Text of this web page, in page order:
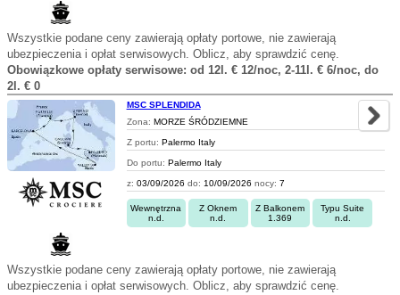
Wszystkie podane ceny zawierają opłaty portowe, nie zawierają
ubezpieczenia i opłat serwisowych. Oblicz, aby sprawdzić cenę.
Obowiązkowe opłaty serwisowe: od 12l. € 12/noc, 2-11l. € 6/noc, do
2l. € 0
MSC SPLENDIDA
Zona: MORZE ŚRÓDZIEMNE
Z portu: Palermo Italy
Do portu: Palermo Italy
z: 03/09/2026 do: 10/09/2026 nocy: 7
Wewnętrzna
n.d.
Z Oknem
n.d.
Z Balkonem
1.369
Typu Suite
n.d.
Wszystkie podane ceny zawierają opłaty portowe, nie zawierają
ubezpieczenia i opłat serwisowych. Oblicz, aby sprawdzić cenę.